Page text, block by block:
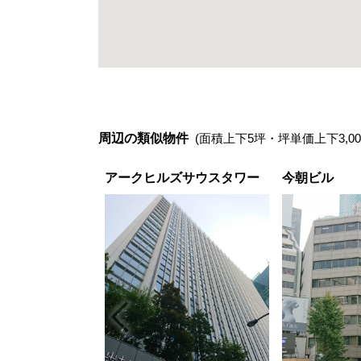
周辺の類似物件 (面積上下5坪・坪単価上下